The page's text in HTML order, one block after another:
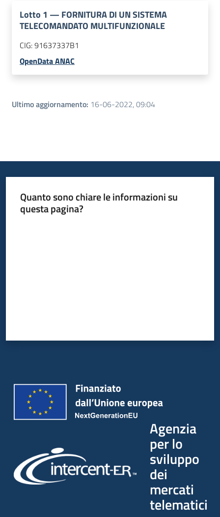
Lotto 1 — FORNITURA DI UN SISTEMA
TELECOMANDATO MULTIFUNZIONALE
CIG:91637337B1
OpenData ANAC
Ultimo aggiornamento: 16-06-2022, 09:04
Quanto sono chiare le informazioni su
questa pagina?
Agenzia
per lo
sviluppo
dei
mercati
telematici